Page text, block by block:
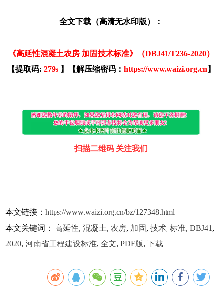
全文下载（高清无水印版）：
《高延性混凝土农房 加固技术标准》（DBJ41/T236-2020）
【提取码: 279s 】【解压缩密码： https://www.waizi.org.cn 】
扫描二维码 关注我们
本文链接：https://www.waizi.org.cn/bz/127348.html
本文关键词：高延性,混凝土,农房, 加固 ,技术,标准,DBJ41,
2020,河南省工程建设标准,全文,PDF版,下载